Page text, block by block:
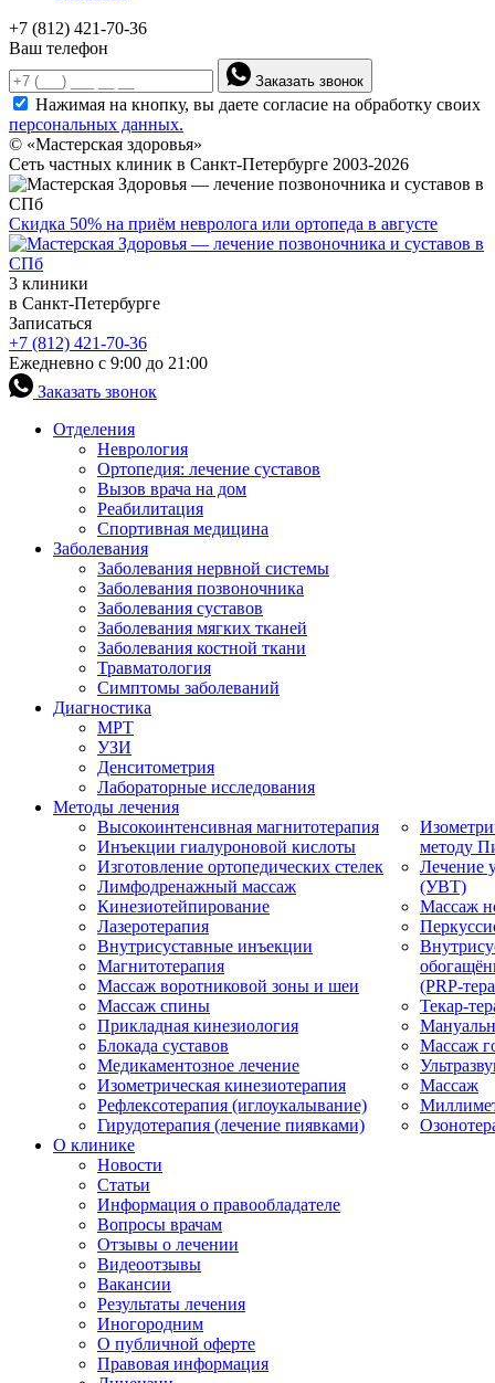
+7 (812) 421-70-36
Ваш телефон
Заказать звонок
Нажимая на кнопку, вы даете согласие на обработку своих
персональных данных.
© «Мастерская здоровья»
Сеть частных клиник в Санкт-Петербурге 2003-2026
Скидка 50% на приём невролога или ортопеда в августе
3 клиники
в Санкт-Петербурге
Записаться
+7 (812) 421-70-36
Ежедневно с 9:00 до 21:00
Заказать звонок
Отделения
Неврология
Ортопедия: лечение суставов
Вызов врача на дом
Реабилитация
Спортивная медицина
Заболевания
Заболевания нервной системы
Заболевания позвоночника
Заболевания суставов
Заболевания мягких тканей
Заболевания костной ткани
Травматология
Симптомы заболеваний
Диагностика
МРТ
УЗИ
Денситометрия
Лабораторные исследования
Методы лечения
Высокоинтенсивная магнитотерапия
Инъекции гиалуроновой кислоты
Изготовление ортопедических стелек
Лимфодренажный массаж
Кинезиотейпирование
Лазеротерапия
Внутрисуставные инъекции
Магнитотерапия
Массаж воротниковой зоны и шеи
Массаж спины
Прикладная кинезиология
Блокада суставов
Медикаментозное лечение
Изометрическая кинезиотерапия
Рефлексотерапия (иглоукалывание)
Гирудотерапия (лечение пиявками)
методу
Лечение
(УВТ)
Массаж
(PRP-
Текар-
Массаж
Массаж
О клинике
Новости
Статьи
Информация о правообладателе
Вопросы врачам
Отзывы о лечении
Видеоотзывы
Вакансии
Результаты лечения
Иногородним
О публичной оферте
Правовая информация